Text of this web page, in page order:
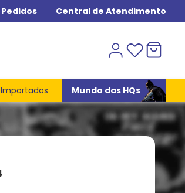
Central de Atendimento
Importados Mundo das HQs